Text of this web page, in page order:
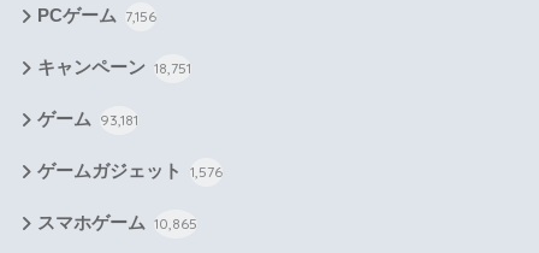
PCゲーム 7,156
キャンペーン 18,751
ゲーム 93,181
ゲームガジェット 1,576
スマホゲーム 10,865